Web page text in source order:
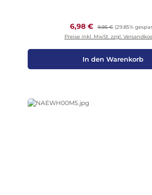
Verkaufspreis:
6,98 € Regulärer Preis:
9,95 € (29.85%
Preise inkl. MwSt. zzgl.
In den Warenkorb